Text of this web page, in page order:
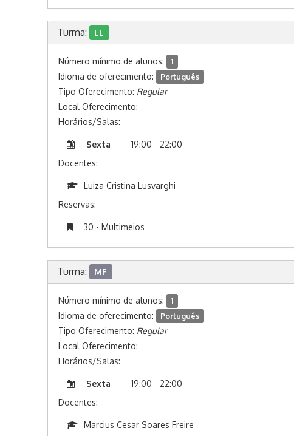
Turma: LL
Número mínimo de alunos: 1
Idioma de oferecimento: Português
Tipo Oferecimento: Regular
Local Oferecimento:
Horários/Salas:
Sexta
19:00 - 22:00
Docentes:
Luiza Cristina Lusvarghi
Reservas:
30 - Multimeios
Turma: MF
Número mínimo de alunos: 1
Idioma de oferecimento: Português
Tipo Oferecimento: Regular
Local Oferecimento:
Horários/Salas:
Sexta
19:00 - 22:00
Docentes:
Marcius Cesar Soares Freire